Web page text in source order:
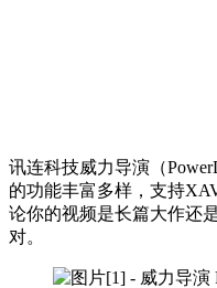
讯连科技威力导演（
的功能丰富多样，支持
论你的视频是长篇大作还
对。